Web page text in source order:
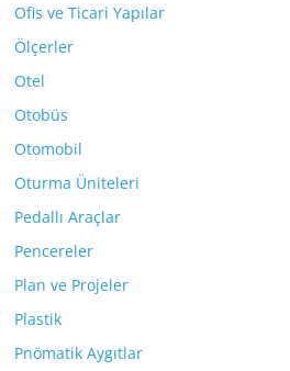
Ofis ve Ticari Yapılar
Ölçerler
Otel
Otobüs
Otomobil
Oturma Üniteleri
Pedallı Araçlar
Pencereler
Plan ve Projeler
Plastik
Pnömatik Aygıtlar